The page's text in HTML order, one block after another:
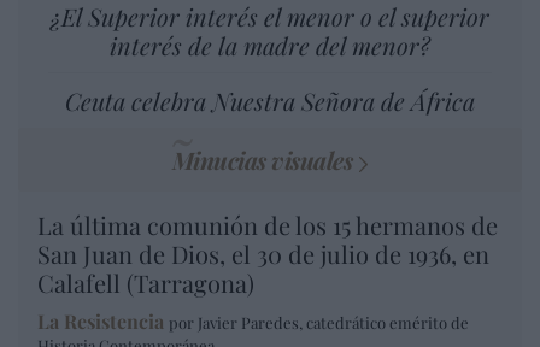
¿El Superior interés el menor o el superior
interés de la madre del menor?
Ceuta celebra Nuestra Señora de África
Minucias visuales
La última comunión de los 15 hermanos de
San Juan de Dios, el 30 de julio de 1936, en
Calafell (Tarragona)
La Resistencia por Javier Paredes, catedrático emérito de